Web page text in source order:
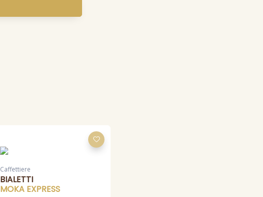
Caffettiere
BIALETTI
MOKA EXPRESS